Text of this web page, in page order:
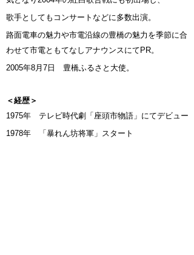
歌手としてもコンサートなどに多数出演。
路面電車の魅力や市電沿線の豊橋の魅力を季節に合
わせて市電ともてなしアナウンスにてPR。
2005年8月7日 豊橋ふるさと大使。
＜経歴＞
1975年 テレビ時代劇「座頭市物語」にてデビュー
1978年 「暴れん坊将軍」スタート